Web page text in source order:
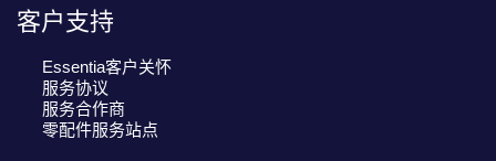
客户支持
Essentia客户关怀
服务协议
服务合作商
零配件服务站点